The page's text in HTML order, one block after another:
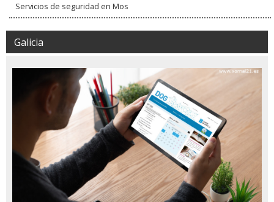
Servicios de seguridad en Mos
Galicia